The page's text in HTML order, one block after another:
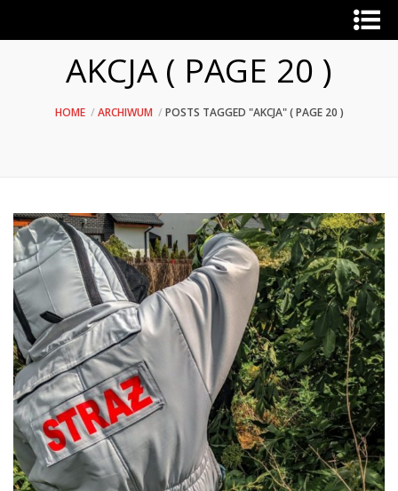
AKCJA ( PAGE 20 )
HOME ARCHIWUM POSTS TAGGED "AKCJA"( PAGE 20 )